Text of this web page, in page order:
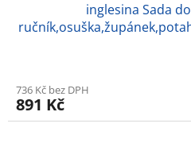
inglesina Sada
736 Kč bez DPH
891 Kč